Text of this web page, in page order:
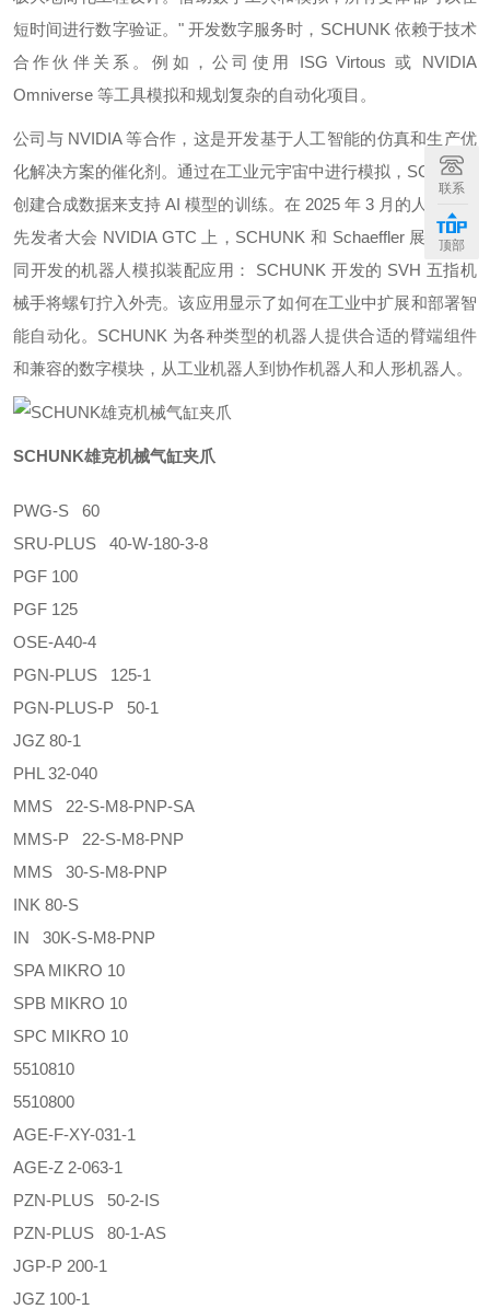
短时间进行数字验证。" 开发数字服务时，SCHUNK 依赖于技术
合作伙伴关系。例如，公司使用 ISG Virtous 或 NVIDIA
Omniverse 等工具模拟和规划复杂的自动化项目。
公司与 NVIDIA 等合作，这是开发基于人工智能的仿真和生产优
化解决方案的催化剂。通过在工业元宇宙中进行模拟，SCHUNK
创建合成数据来支持 AI 模型的训练。在 2025 年 3 月的人工智能
先发者大会 NVIDIA GTC 上，SCHUNK 和 Schaeffler 展示了共
同开发的机器人模拟装配应用： SCHUNK 开发的 SVH 五指机
械手将螺钉拧入外壳。该应用显示了如何在工业中扩展和部署智
能自动化。SCHUNK 为各种类型的机器人提供合适的臂端组件
和兼容的数字模块，从工业机器人到协作机器人和人形机器人。
SCHUNK雄克机械气缸夹爪
PWG-S 60
SRU-PLUS 40-W-180-3-8
PGF 100
PGF 125
OSE-A40-4
PGN-PLUS 125-1
PGN-PLUS-P 50-1
JGZ 80-1
PHL 32-040
MMS 22-S-M8-PNP-SA
MMS-P 22-S-M8-PNP
MMS 30-S-M8-PNP
INK 80-S
IN 30K-S-M8-PNP
SPA MIKRO 10
SPB MIKRO 10
SPC MIKRO 10
5510810
5510800
AGE-F-XY-031-1
AGE-Z 2-063-1
PZN-PLUS 50-2-IS
PZN-PLUS 80-1-AS
JGP-P 200-1
JGZ 100-1
联系
顶部